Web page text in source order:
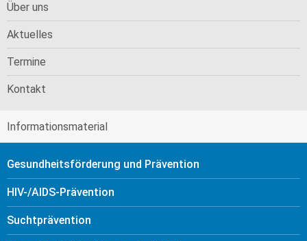
Über uns
Aktuelles
Termine
Kontakt
Informations­material
Gesundheitsförderung und Prävention
HIV-/AIDS-Prävention
Sucht­prävention